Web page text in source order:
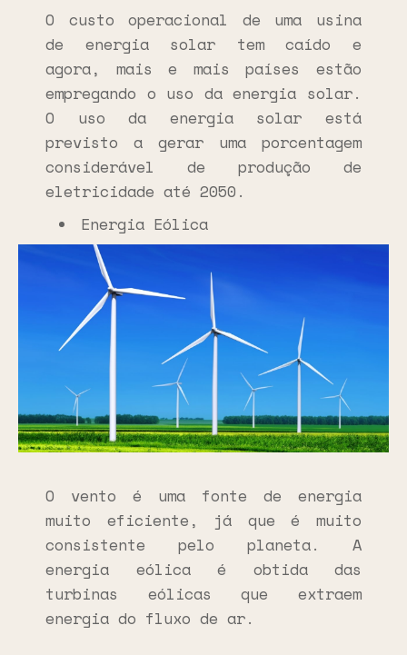
O custo operacional de uma usina
de energia solar tem caído e
agora, mais e mais países estão
empregando o uso da energia solar.
O uso da energia solar está
previsto a gerar uma porcentagem
considerável de produção de
eletricidade até 2050.
Energia Eólica
O vento é uma fonte de energia
muito eficiente, já que é muito
consistente pelo planeta. A
energia eólica é obtida das
turbinas eólicas que extraem
energia do fluxo de ar.